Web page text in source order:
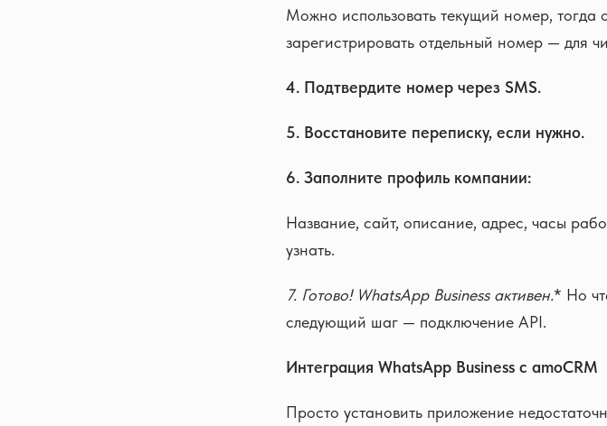
Можно использовать текущий номер, тогда
зарегистрировать отдельный номер — для
4. Подтвердите номер через SMS.
5. Восстановите переписку, если нужно.
6. Заполните профиль компании:
Название, сайт, описание, адрес, часы
узнать.
7. Готово! WhatsApp Businessактивен.* Но
следующий шаг — подключение API.
Интеграция WhatsApp Business с amoCRM
Просто установить приложение